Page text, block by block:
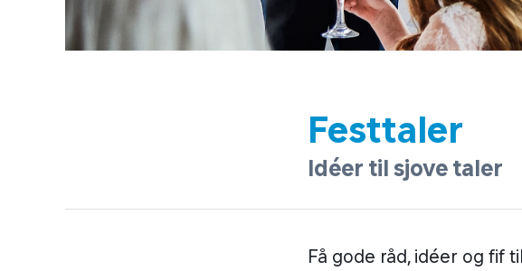
Festtaler
Idéer til sjove taler
Få gode råd, idéer og fif